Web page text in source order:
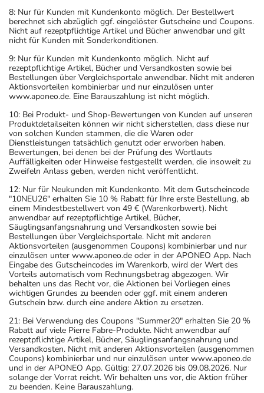
8: Nur für Kunden mit Kundenkonto möglich. Der Bestellwert
berechnet sich abzüglich ggf. eingelöster Gutscheine und Coupons.
Nicht auf rezeptpflichtige Artikel und Bücher anwendbar und gilt
nicht für Kunden mit Sonderkonditionen.
9: Nur für Kunden mit Kundenkonto möglich. Nicht auf
rezeptpflichtige Artikel, Bücher und Versandkosten sowie bei
Bestellungen über Vergleichsportale anwendbar. Nicht mit anderen
Aktionsvorteilen kombinierbar und nur einzulösen unter
www.aponeo.de. Eine Barauszahlung ist nicht möglich.
10: Bei Produkt- und Shop-Bewertungen von Kunden auf unseren
Produktdetailseiten können wir nicht sicherstellen, dass diese nur
von solchen Kunden stammen, die die Waren oder
Dienstleistungen tatsächlich genutzt oder erworben haben.
Bewertungen, bei denen bei der Prüfung des Wortlauts
Auffälligkeiten oder Hinweise festgestellt werden, die insoweit zu
Zweifeln Anlass geben, werden nicht veröffentlicht.
12: Nur für Neukunden mit Kundenkonto. Mit dem Gutscheincode
"10NEU26" erhalten Sie 10 % Rabatt für Ihre erste Bestellung, ab
einem Mindestbestellwert von 49 € (Warenkorbwert). Nicht
anwendbar auf rezeptpflichtige Artikel, Bücher,
Säuglingsanfangsnahrung und Versandkosten sowie bei
Bestellungen über Vergleichsportale. Nicht mit anderen
Aktionsvorteilen (ausgenommen Coupons) kombinierbar und nur
einzulösen unter www.aponeo.de oder in der APONEO App. Nach
Eingabe des Gutscheincodes im Warenkorb, wird der Wert des
Vorteils automatisch vom Rechnungsbetrag abgezogen. Wir
behalten uns das Recht vor, die Aktionen bei Vorliegen eines
wichtigen Grundes zu beenden oder ggf. mit einem anderen
Gutschein bzw. durch eine andere Aktion zu ersetzen.
21: Bei Verwendung des Coupons "Summer20" erhalten Sie 20 %
Rabatt auf viele Pierre Fabre-Produkte. Nicht anwendbar auf
rezeptpflichtige Artikel, Bücher, Säuglingsanfangsnahrung und
Versandkosten. Nicht mit anderen Aktionsvorteilen (ausgenommen
Coupons) kombinierbar und nur einzulösen unter www.aponeo.de
und in der APONEO App. Gültig: 27.07.2026 bis 09.08.2026. Nur
solange der Vorrat reicht. Wir behalten uns vor, die Aktion früher
zu beenden. Keine Barauszahlung.